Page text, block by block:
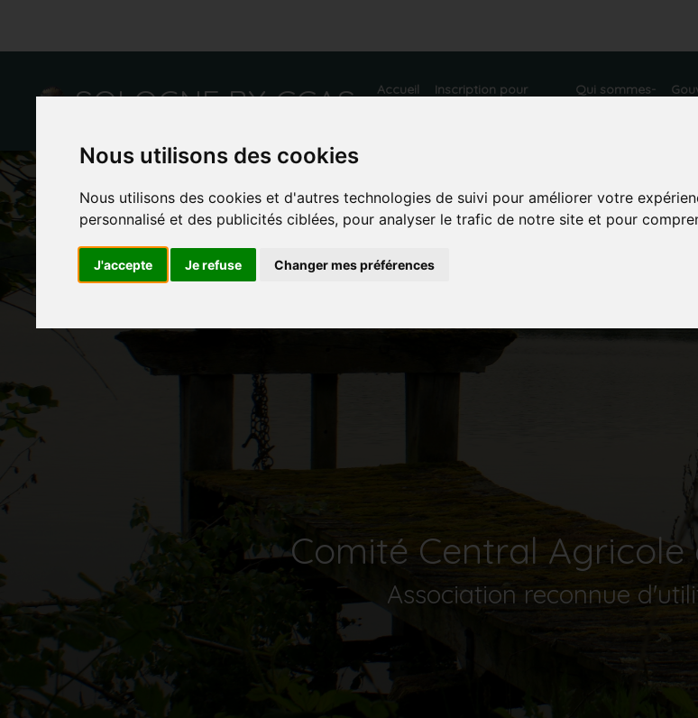
Nous utilisons des cookies
Nous utilisons des cookies et d'autres technologies de suivi pour améliorer votre
personnalisé et des publicités ciblées, pour analyser le trafic de notre site et pour
J'accepte Je refuse Changer mes préférences
SOLOGNE BY CCAS Accueil
Inscription pour
Qui sommes-
Comité Central Agricole
Association reconnue